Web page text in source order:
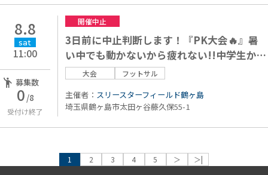
8.8
sat
11:00
募集数
0 /8
受付け終了
開催中止
3日前に中止判断します！『PK大会🔥』暑
い中でも動かないから疲れない!!中学生から
🆗
大会 フットサル
主催者： スリースターフィールド鶴ヶ島
埼玉県鶴ヶ島市太田ヶ谷藤久保55-1
1 2 3 4 5 ＞ ＞|